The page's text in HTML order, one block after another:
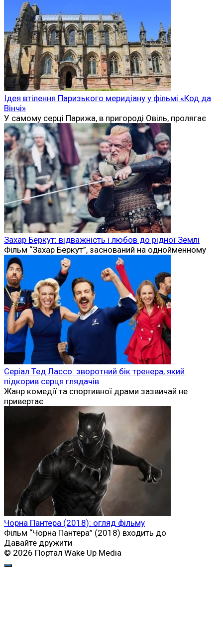
Ідея втілення Паризького меридіану у фільмі «Код да
Вінчі»
У самому серці Парижа, в пригороді Овіль, пролягає
Захар Беркут: відважність і любов до рідної Землі
Фільм “Захар Беркут”, заснований на однойменному
Серіал Тед Лассо: зворотний бік тренера, який
підкорив серця глядачів
Жанр комедії та спортивної драми зазвичай не
привертає
Чорна Пантера (2018): огляд фільму
Фільм “Чорна Пантера” (2018) входить до
Давайте дружити
© 2026 Портал Wake Up Media